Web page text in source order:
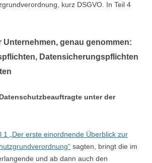
kurz DSGVO. In Teil 4
Unternehmen, genau genommen:
Datensicherungspflichten
unter der
1 „Der erste einordnende Überblick zur
sagten, bringt die im
und ab dann auch den